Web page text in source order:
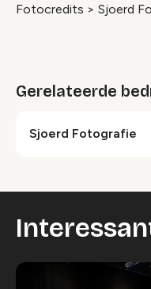
Fotocredits > Sjoerd
Gerelateerde
Sjoerd Fotografie